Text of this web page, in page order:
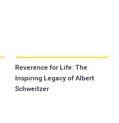
Reverence for Life: The
Inspiring Legacy of Albert
Schweitzer